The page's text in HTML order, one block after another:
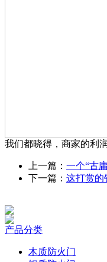
我们都晓得，商家的利
上一篇： 一个“古
下一篇： 这打赏的
产品分类
木质防火门